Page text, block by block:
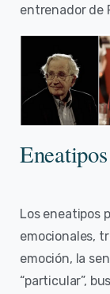
entrenador de
Los eneatipos
emocionales,
emoción, la
“particular”,